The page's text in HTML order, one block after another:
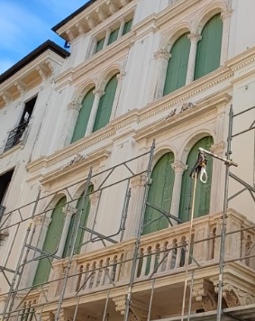
12/10/2022
Restauro facciata